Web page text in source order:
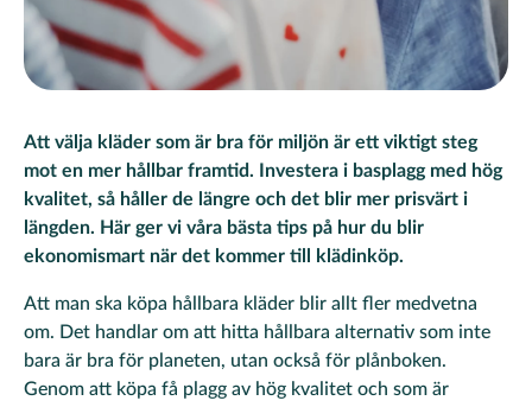
Att välja kläder som är bra för miljön är ett viktigt steg
mot en mer hållbar framtid. Investera i basplagg med hög
kvalitet, så håller de längre och det blir mer prisvärt i
längden. Här ger vi våra bästa tips på hur du blir
ekonomismart när det kommer till klädinköp.
Att man ska köpa hållbara kläder blir allt fler medvetna
om. Det handlar om att hitta hållbara alternativ som inte
bara är bra för planeten, utan också för plånboken.
Genom att köpa få plagg av hög kvalitet och som är